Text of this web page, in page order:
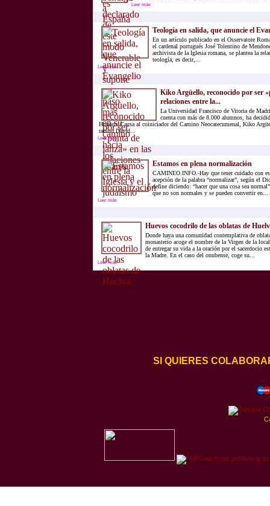
Leer más
Teología en salida, que anuncie el
En un artículo publicado en el Osservatore
el cardenal portugués José Tolentino de
archivista de la Iglesia romana, se plantea la
teología; es decir,...
Leer más
Kiko Argüello, reconocido por ser
relaciones entre la...
La Universidad Francisco de Vitoria de
cuenta con más de 8.000 alumnos, ha
Honoris Causa al coiniciador del Camino Neocatecumenal, Kiko
rabino David...
Leer más
Estamos en plena normalización
CAMINEO.INFO.-Hay que tener cuidado con
acepción de la palabra “normalizar”, según el
define diciendo: “hacer que una cosa sea
que no son normales y se pueden convertir en...
Leer más
Huevos cocodrilo de las oblatas de
Donde haya una comunidad contemplativa de
monasterio acoge el nombre de la Virgen de la
de entregar su vida a la oración por el sacerdocio
la Madre. En el caso del onubense, coge su...
Leer más
SI QUIERES